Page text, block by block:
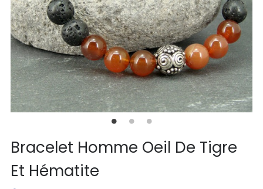
Bracelet Homme Oeil De Tigre
Et Hématite